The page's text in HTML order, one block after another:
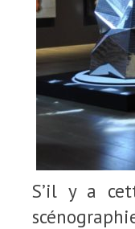
S’il y a